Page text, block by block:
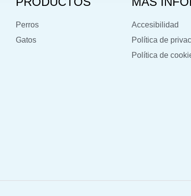
Perros
Gatos
Accesibilidad
Política de
Política de